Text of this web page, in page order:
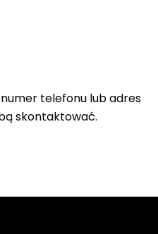
telefonu lub adres
skontaktować.